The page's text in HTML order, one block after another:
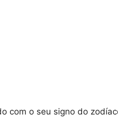
com o seu signo do